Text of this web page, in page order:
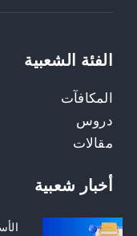
الفئة الشعبية
المكافآت
دروس
مقالات
أخبار شعبية